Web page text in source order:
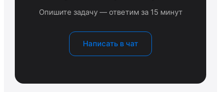
Опишите задачу — ответим за 15 минут
Написать в чат